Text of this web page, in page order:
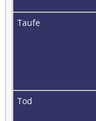
Taufe
Tod